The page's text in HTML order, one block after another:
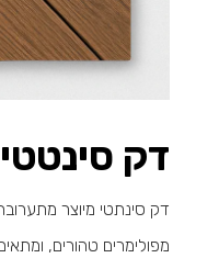
דק סינטטי
דק סינתטי מיוצר
מפולימרים טהורים,